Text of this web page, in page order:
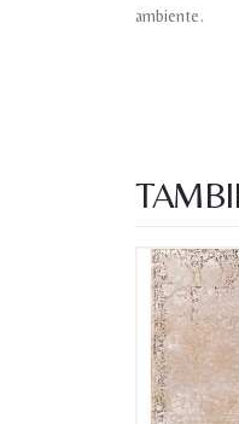
ambiente.